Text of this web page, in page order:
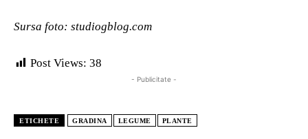
Sursa foto: studiogblog.com
Post Views: 38
- Publicitate -
ETICHETE GRADINA LEGUME PLANTE